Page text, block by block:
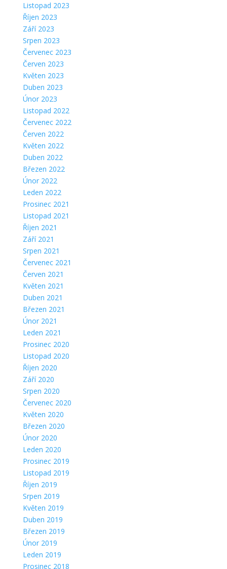
Listopad 2023
Říjen 2023
Září 2023
Srpen 2023
Červenec 2023
Červen 2023
Květen 2023
Duben 2023
Únor 2023
Listopad 2022
Červenec 2022
Červen 2022
Květen 2022
Duben 2022
Březen 2022
Únor 2022
Leden 2022
Prosinec 2021
Listopad 2021
Říjen 2021
Září 2021
Srpen 2021
Červenec 2021
Červen 2021
Květen 2021
Duben 2021
Březen 2021
Únor 2021
Leden 2021
Prosinec 2020
Listopad 2020
Říjen 2020
Září 2020
Srpen 2020
Červenec 2020
Květen 2020
Březen 2020
Únor 2020
Leden 2020
Prosinec 2019
Listopad 2019
Říjen 2019
Srpen 2019
Květen 2019
Duben 2019
Březen 2019
Únor 2019
Leden 2019
Prosinec 2018